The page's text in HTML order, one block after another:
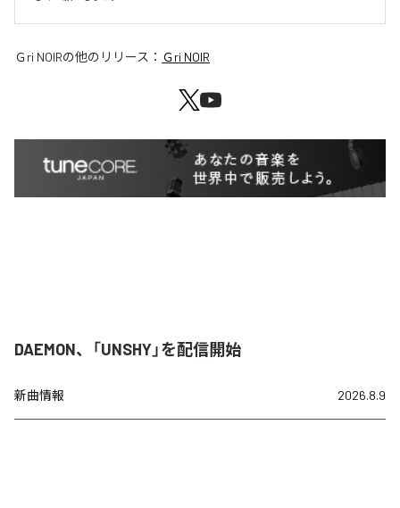
Ｇri NOIRの他のリリース： Ｇri NOIR
DAEMON、「UNSHY」を配信開始
新曲情報 2026.8.9